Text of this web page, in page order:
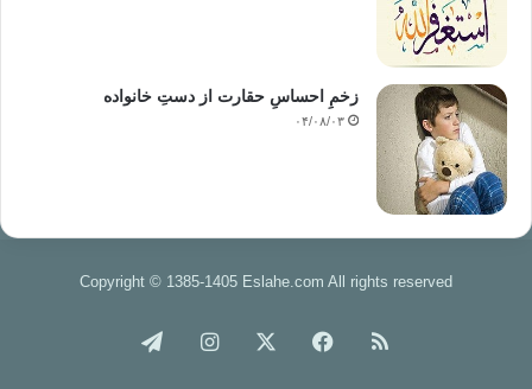
زخمِ احساسِ حقارت از دستِ خانواده
۰۴/۰۸/۰۳
Copyright © 1385-1405 Eslahe.com All rights reserved
خوراک فیس اینستاگرام